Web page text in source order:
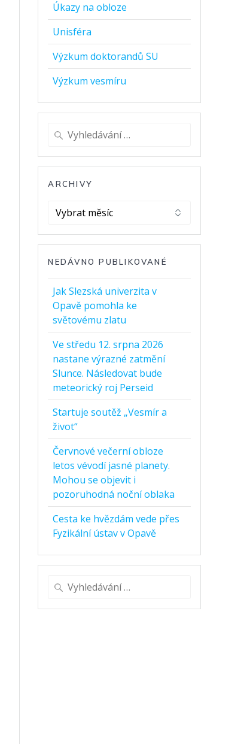
Úkazy na obloze
Unisféra
Výzkum doktorandů SU
Výzkum vesmíru
Vyhledat:
ARCHIVY
Archivy
NEDÁVNO PUBLIKOVANÉ
Jak Slezská univerzita v
Opavě pomohla ke
světovému zlatu
Ve středu 12. srpna 2026
nastane výrazné zatmění
Slunce. Následovat bude
meteorický roj Perseid
Startuje soutěž „Vesmír a
život“
Červnové večerní obloze
letos vévodí jasné planety.
Mohou se objevit i
pozoruhodná noční oblaka
Cesta ke hvězdám vede přes
Fyzikální ústav v Opavě
Vyhledat: